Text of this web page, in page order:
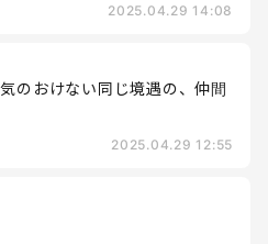
2025.04.29 14:08
のおけない同じ境遇の、仲間
2025.04.29 12:55